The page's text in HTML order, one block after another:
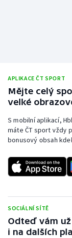
APLIKACE ČT SPORT
Mějte celý
velké
S mobilní aplikací,
máte ČT sport vždy
bonusový obsah
SOCIÁLNÍ SÍTĚ
Odteď vám
i na dalších